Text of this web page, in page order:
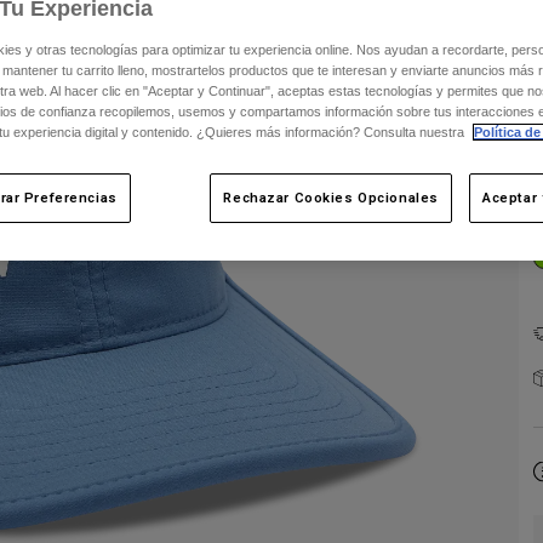
Experiencia
y otras tecnologías para optimizar tu experiencia online. Nos ayudan a recordarte,
tu carrito lleno, mostrartelos productos que te interesan y enviarte anuncios más
web. Al hacer clic en "Aceptar y Continuar", aceptas estas tecnologías y permites que
de confianza recopilemos, usemos y compartamos información sobre tus interacciones
experiencia digital y contenido. ¿Quieres más información? Consulta nuestra
Política
Preferencias Rechazar Cookies Opcionales Aceptar